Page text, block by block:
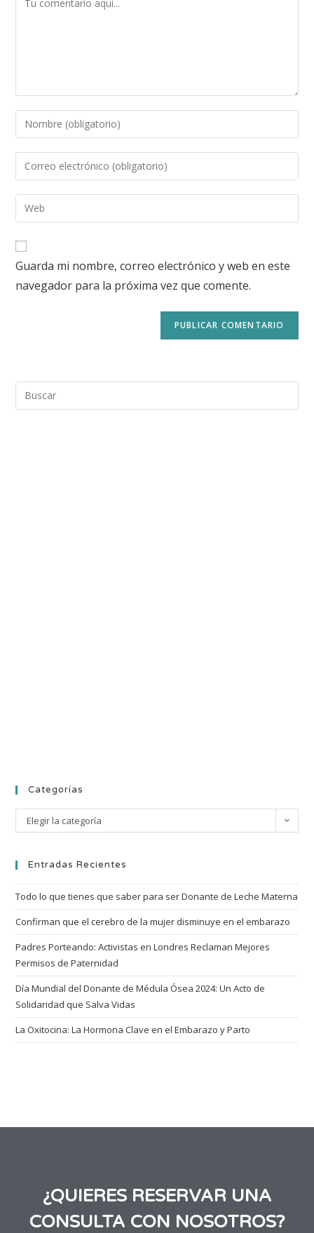
Guarda mi nombre, correo electrónico y web en este
navegador para la próxima vez que comente.
Categorías
Elegir la categoría
Entradas Recientes
Todo lo que tienes que saber para ser Donante de Leche Materna
Confirman que el cerebro de la mujer disminuye en el embarazo
Padres Porteando: Activistas en Londres Reclaman Mejores
Permisos de Paternidad
Día Mundial del Donante de Médula Ósea 2024: Un Acto de
Solidaridad que Salva Vidas
La Oxitocina: La Hormona Clave en el Embarazo y Parto
¿QUIERES RESERVAR UNA
CONSULTA CON NOSOTROS?